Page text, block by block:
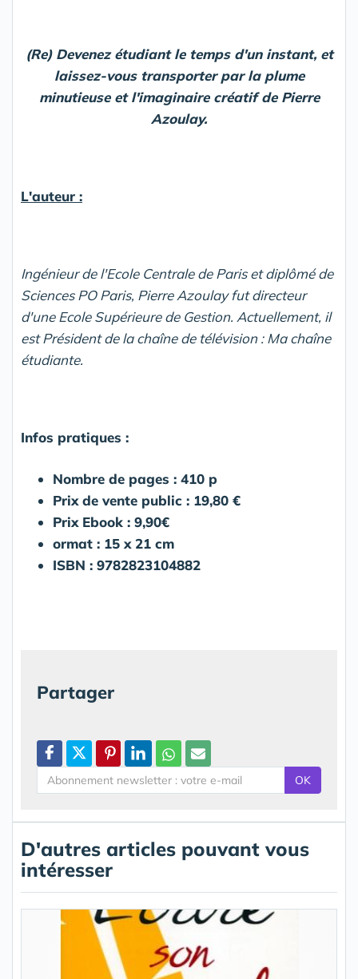
(Re) Devenez étudiant le temps d'un instant, et
laissez-vous transporter par la plume
minutieuse et l'imaginaire créatif de Pierre
Azoulay.
L'auteur :
Ingénieur de l'Ecole Centrale de Paris et diplômé de
Sciences PO Paris, Pierre Azoulay fut directeur
d'une Ecole Supérieure de Gestion. Actuellement, il
est Président de la chaîne de télévision : Ma chaîne
étudiante.
Infos pratiques :
Nombre de pages : 410 p
Prix de vente public : 19,80 €
Prix Ebook : 9,90€
ormat : 15 x 21 cm
ISBN : 9782823104882
Partager
OK
D'autres articles pouvant vous
intéresser